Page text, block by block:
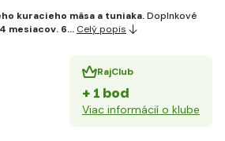
kuracieho mäsa a tuniaka.Doplnkové
mesiacov. 6… Celý popis
RajClub
+ 1 bod
Viac informácií o klube